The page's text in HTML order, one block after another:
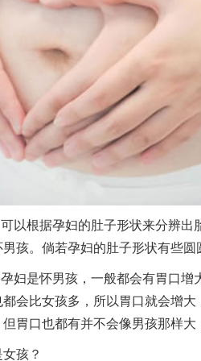
根据孕妇的肚子形状来分辨出
孩。倘若孕妇的肚子形状有些圆
妇是怀男孩，一般都会有胃口
会比女孩多，所以胃口就会增
胃口也都有并不会像男孩那样大
孩？